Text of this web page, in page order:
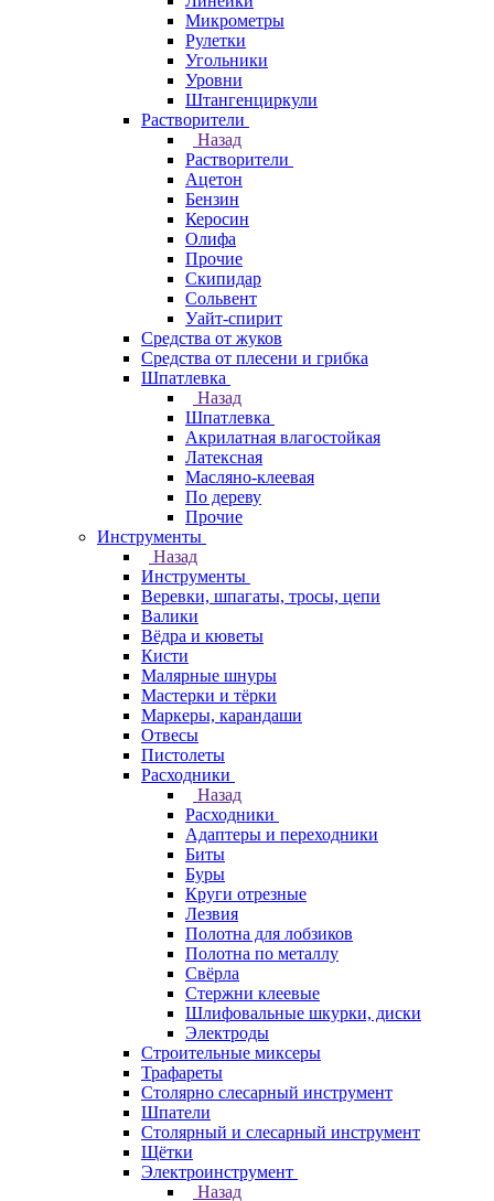
Микрометры
Рулетки
Угольники
Уровни
Штангенциркули
Растворители
Назад
Растворители
Ацетон
Бензин
Керосин
Олифа
Прочие
Скипидар
Сольвент
Уайт-спирит
Средства от жуков
Средства от плесени и грибка
Шпатлевка
Назад
Шпатлевка
Акрилатная влагостойкая
Латексная
Масляно-клеевая
По дереву
Прочие
Инструменты
Назад
Инструменты
Веревки, шпагаты, тросы, цепи
Валики
Вёдра и кюветы
Кисти
Малярные шнуры
Мастерки и тёрки
Маркеры, карандаши
Отвесы
Пистолеты
Расходники
Назад
Расходники
Адаптеры и переходники
Биты
Буры
Круги отрезные
Лезвия
Полотна для лобзиков
Полотна по металлу
Свёрла
Стержни клеевые
Шлифовальные шкурки, диски
Электроды
Строительные миксеры
Трафареты
Столярно слесарный инструмент
Шпатели
Столярный и слесарный инструмент
Щётки
Электроинструмент
Назад